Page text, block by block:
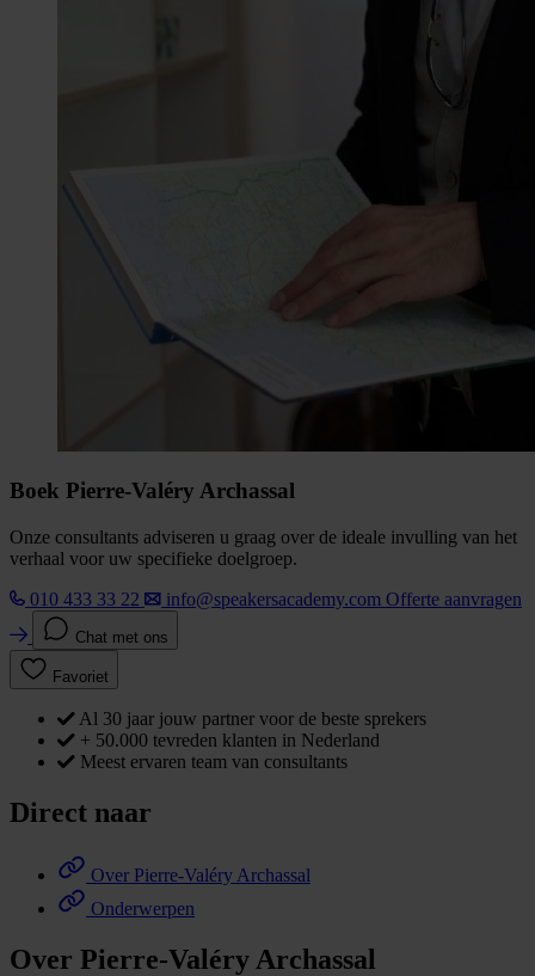
Boek Pierre-Valéry Archassal
Onze consultants adviseren u graag over de ideale invulling van het
verhaal voor uw specifieke doelgroep.
010 433 33 22
info@speakersacademy.com Offerte aanvragen
Chat met ons
Favoriet
Al 30 jaar jouw partner voor de beste sprekers
+ 50.000 tevreden klanten in Nederland
Meest ervaren team van consultants
Direct naar
Over Pierre-Valéry Archassal
Onderwerpen
Over Pierre-Valéry Archassal